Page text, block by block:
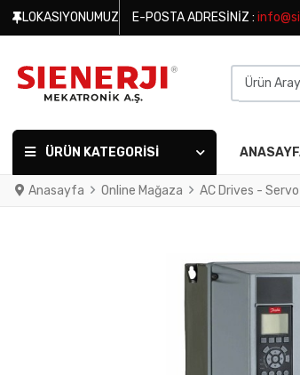
LOKASIYONUMUZ E-POSTA ADRESINIZ :
Ürün
ÜRÜN KATEGORISI
Anasayfa Online Mağaza AC Drives -